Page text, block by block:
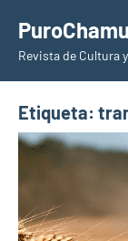
contenido
Revista de Cultura
Etiqueta: